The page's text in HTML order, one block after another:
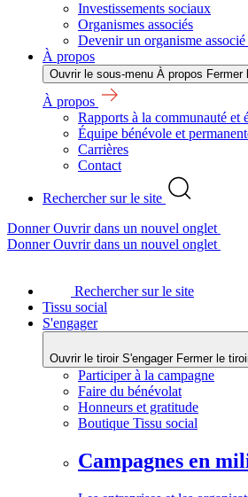
Investissements sociaux
Organismes associés
Devenir un organisme
À propos
Ouvrir le sous-menu À propos Fermer
À propos
Rapports à la communauté et
Équipe bénévole et
Carrières
Contact
Rechercher sur le site
DonnerOuvrir dans un nouvel onglet
DonnerOuvrir dans un nouvel onglet
Rechercher sur le site
Tissu social
S'engager
Ouvrir le tiroir S'engager Fermer le
Participer à la campagne
Faire du bénévolat
Honneurs et gratitude
Boutique Tissu social
Campagnes en